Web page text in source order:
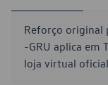
Reforço original
-GRU aplica em
loja virtual